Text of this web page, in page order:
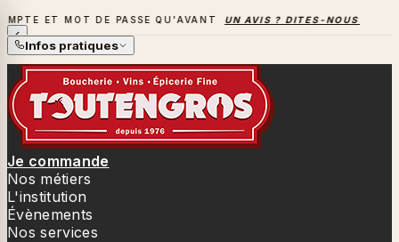
DE PASSE QU'AVANT UN AVIS ? DITES-NOUS TOUT →
LA SAISON DES BARBECUES BAT SON PLEIN
Infos pratiques
Je commande
Nos métiers
L'institution
Évènements
Nos services